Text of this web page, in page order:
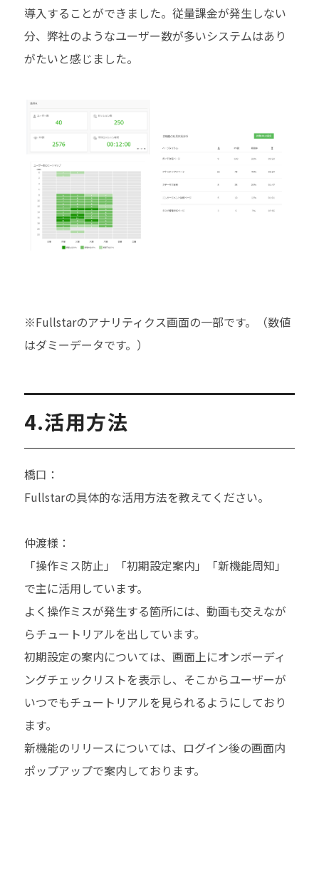
導入することができました。従量課金が発生しない
分、弊社のようなユーザー数が多いシステムはあり
がたいと感じました。
※Fullstarのアナリティクス画面の一部です。（数値
はダミーデータです。）
4.活用方法
橋口：
Fullstarの具体的な活用方法を教えてください。
仲渡様：
「操作ミス防止」「初期設定案内」「新機能周知」
で主に活用しています。
よく操作ミスが発生する箇所には、動画も交えなが
らチュートリアルを出しています。
初期設定の案内については、画面上にオンボーディ
ングチェックリストを表示し、そこからユーザーが
いつでもチュートリアルを見られるようにしており
ます。
新機能のリリースについては、ログイン後の画面内
ポップアップで案内しております。